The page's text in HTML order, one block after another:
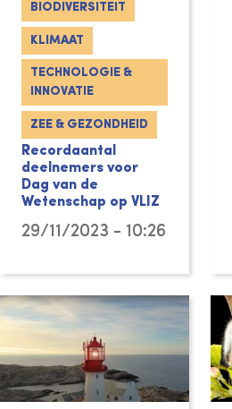
BIODIVERSITEIT
KLIMAAT
TECHNOLOGIE &
INNOVATIE
ZEE & GEZONDHEID
Recordaantal
deelnemers voor
Dag van de
Wetenschap op VLIZ
29/11/2023 - 10:26